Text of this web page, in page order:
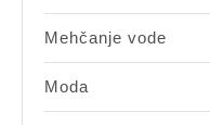
Mehčanje vode
Moda